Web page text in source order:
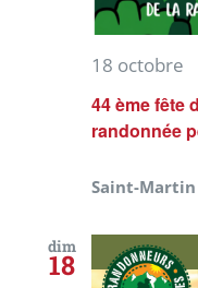
44 ème fête
randonnée
18 octobre
Saint-Martin
dim
18